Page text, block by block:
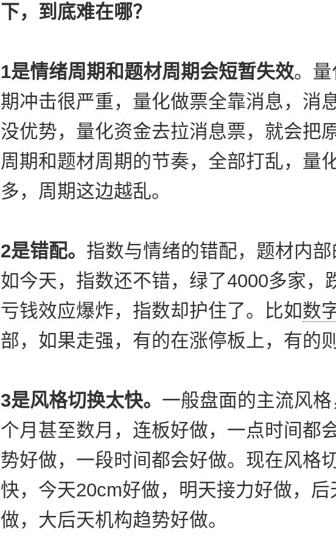
下，到底难在哪？
1是情绪周期和题材周期会短暂失效。量
期冲击很严重，量化做票全靠消息，消
没优势，量化资金去拉消息票，就会把
周期和题材周期的节奏，全部打乱，量
多，周期这边越乱。
2是错配。 指数与情绪的错配，题材内
如今天，指数还不错，绿了4000多家，
亏钱效应爆炸，指数却护住了。比如数
部，如果走强，有的在涨停板上，有的
3是风格切换太快。 一般盘面的主流风
个月甚至数月，连板好做，一点时间都
势好做，一段时间都会好做。现在风格
快，今天20cm好做，明天接力好做，后
做，大后天机构趋势好做。